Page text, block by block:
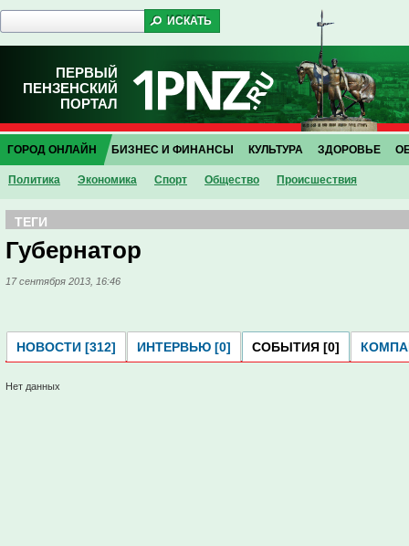
ПЕРВЫЙ
ПЕНЗЕНСКИЙ
ПОРТАЛ
ГОРОД ОНЛАЙН
Политика Экономика Спорт Общество Проиcшествия
БИЗНЕС И ФИНАНСЫ КУЛЬТУРА ЗДОРОВЬЕ
ТЕГИ
Губернатор
17 сентября 2013, 16:46
НОВОСТИ [312] ИНТЕРВЬЮ [0] СОБЫТИЯ [0]
Нет данных